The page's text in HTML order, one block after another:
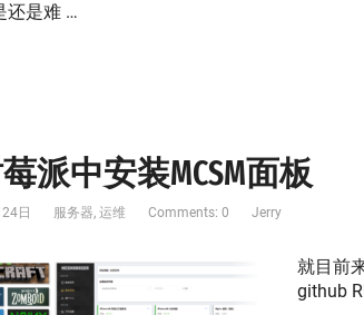
还是难 …
派中安装MCSM面板
日 服务器, 运维 Comments: 0 Jerry
就目前
github